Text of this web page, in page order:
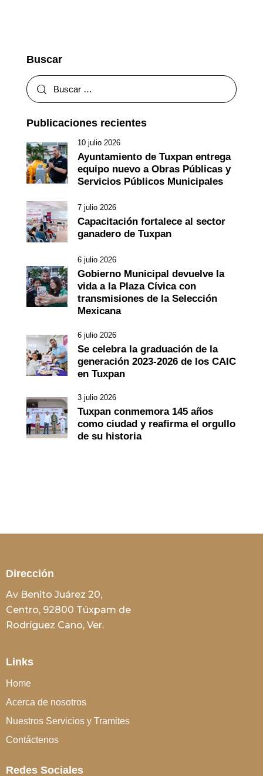
Buscar
Publicaciones recientes
10 julio 2026
Ayuntamiento de Tuxpan entrega
equipo nuevo a Obras Públicas y
Servicios Públicos Municipales
7 julio 2026
Capacitación fortalece al sector
ganadero de Tuxpan
6 julio 2026
Gobierno Municipal devuelve la
vida a la Plaza Cívica con
transmisiones de la Selección
Mexicana
6 julio 2026
Se celebra la graduación de la
generación 2023-2026 de los CAIC
en Tuxpan
3 julio 2026
Tuxpan conmemora 145 años
como ciudad y reafirma el orgullo
de su historia
Dirección
Av Benito Juárez 20,
Centro, 92800 Túxpam de
Rodríguez Cano, Ver.
Links
Home
Acerca de nosotros
Nuestros Servicios y Tramites
Contáctenos
Redes Sociales